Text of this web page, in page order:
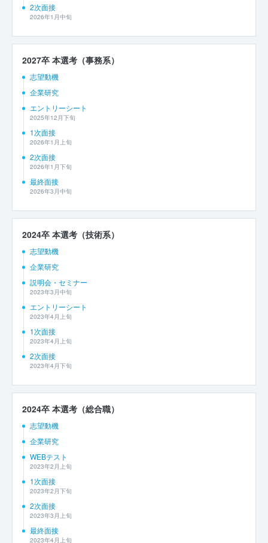
2次面接
2026年1月中旬
2027卒 本選考（事務系）
志望動機
企業研究
エントリーシート
2025年12月下旬
1次面接
2026年1月上旬
2次面接
2026年1月下旬
最終面接
2026年3月中旬
2024卒 本選考（技術系）
志望動機
企業研究
説明会・セミナー
2023年3月中旬
エントリーシート
2023年4月上旬
1次面接
2023年4月上旬
2次面接
2023年4月下旬
2024卒 本選考（総合職）
志望動機
企業研究
WEBテスト
2023年2月上旬
1次面接
2023年2月下旬
2次面接
2023年3月上旬
最終面接
2023年4月上旬